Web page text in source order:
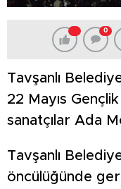
0
Tavşanlı
22 Mayıs
sanatçılar Ada
Tavşanlı
öncülüğünde